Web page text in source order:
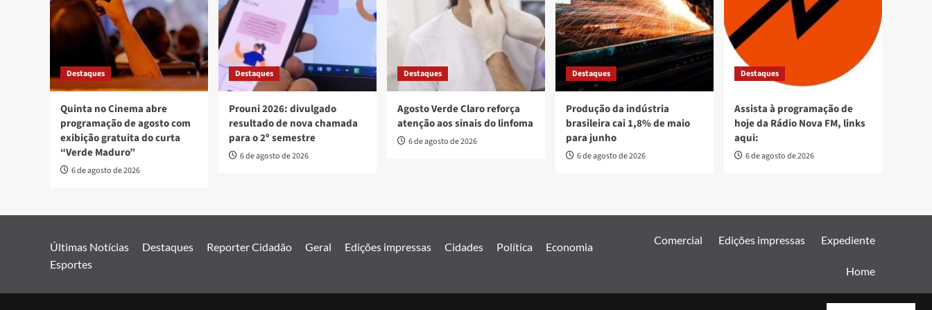
Destaques
Quinta no Cinema abre
programação de agosto com
exibição gratuita do curta
“Verde Maduro”
6 de agosto de 2026
Destaques
Prouni 2026: divulgado
resultado de nova chamada
para o 2º semestre
6 de agosto de 2026
Destaques
Agosto Verde Claro reforça
atenção aos sinais do linfoma
6 de agosto de 2026
Destaques
Produção da indústria
brasileira cai 1,8% de maio
para junho
6 de agosto de 2026
Destaques
Assista à programação de
hoje da Rádio Nova FM, links
aqui:
6 de agosto de 2026
Últimas Notícias Destaques Reporter Cidadão Geral Edições impressas Cidades Política
Economia
Esportes
Comercial Edições impressas Expediente
Home